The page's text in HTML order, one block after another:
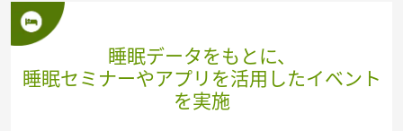
睡眠データをもとに、
睡眠セミナーやアプリを活用したイベント
を実施